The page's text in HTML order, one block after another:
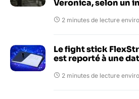
Veronica, selon un
2 minutes de lecture
Le fight stick
est reporté à une
2 minutes de lecture